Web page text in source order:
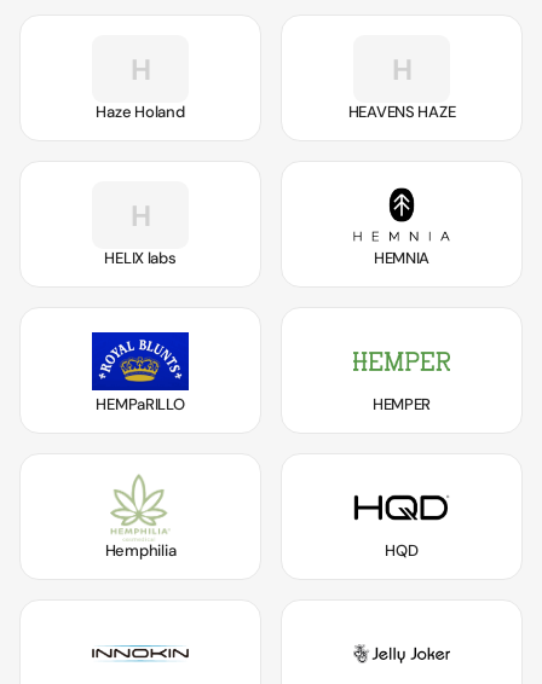
H
Haze Holand
H
HEAVENS HAZE
H
HELIX labs HEMNIA
HEMPaRILLO HEMPER
Hemphilia HQD